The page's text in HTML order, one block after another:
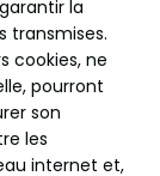
la
transmises.
cookies, ne
pourront
son
les
internet et,